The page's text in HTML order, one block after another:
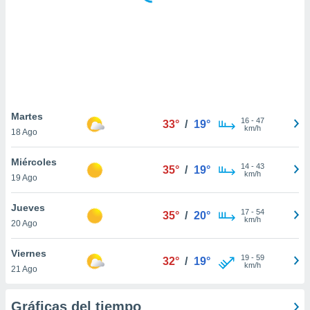
únicos
similares
como
IP
posible
traten tus
en
Para
Martes
18 Ago
33° / 19° 16- 47
km/h
Miércoles
19 Ago
35° / 19° 14- 43
km/h
Jueves
20 Ago
35° / 20° 17- 54
km/h
Viernes
21 Ago
32° / 19° 19- 59
km/h
Gráficas del tiempo